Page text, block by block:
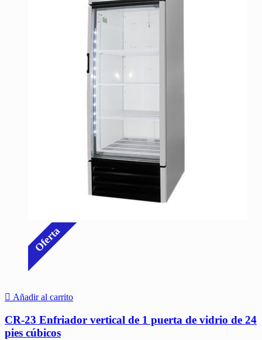
Oferta
Añadir al carrito
CR-23 Enfriador vertical de 1 puerta de vidrio de 24
pies cúbicos